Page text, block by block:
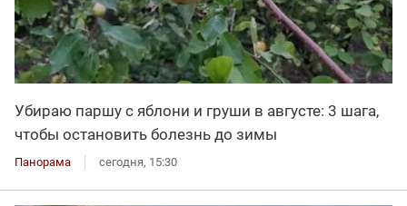
Убираю паршу с яблони и груши в августе: 3 шага,
чтобы остановить болезнь до зимы
Панорама сегодня, 15:30